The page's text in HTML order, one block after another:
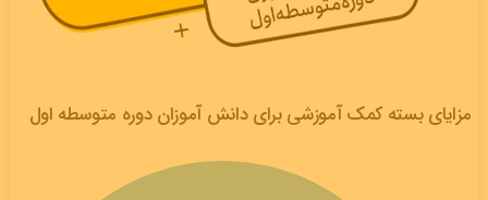
مزایای بسته کمک آموزشی برای دانش آموزان دوره متوسطه اول